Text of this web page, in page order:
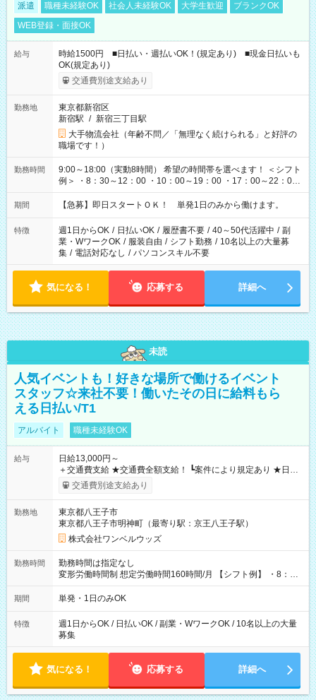
派遣 職種未経験OK 社会人未経験OK 大学生歓迎
ブランクOK
WEB登録・面接OK
給与
時給1500円 ■日払い・週払いOK！(規定あり) ■現金日払いも
OK(規定あり)
交通費別途支給あり
勤務地
東京都新宿区
新宿駅 / 新宿三丁目駅
大手物流会社（年齢不問／「無理なく続けられる」と好評の
職場です！）
勤務時間
9:00～18:00（実動8時間） 希望の時間帯を選べます！ ＜シフト
例＞ ・8：30～12：00 ・10：00～19：00 ・17：00～22：00
・13：00～22：00 ・22：00～翌6：00 など
期間 【急募】即日スタートＯＫ！ 単発1日のみから働けます。
特徴 週1日からOK / 日払いOK / 履歴書不要 / 40～50代活躍中 / 副
業・WワークOK / 服装自由 / シフト勤務 / 10名以上の大量募
集 / 電話対応なし / パソコンスキル不要
気になる！ 応募する 詳細へ
未読
人気イベントも！好きな場所で働けるイベント
スタッフ☆来社不要！働いたその日に給料もら
える日払い/T1
アルバイト 職種未経験OK
給与
日給13,000円～
＋交通費支給 ★交通費全額支給！ ┗案件により規定あり ★日払
いOK！（規定あり） ┗働いたその日に現金GET♪ お仕事後はコ
ンビニATMから 日払い分を引き落とせます！ 【試用期間】試
交通費別途支給あり
勤務地
東京都八王子市
東京都八王子市明神町（最寄り駅：京王八王子駅）
株式会社ワンベルウッズ
勤務時間
勤務時間は指定なし
変形労働時間制 想定労働時間160時間/月 【シフト例】 ・8：00
～21：00
期間 単発・1日のみOK
特徴
週1日からOK / 日払いOK / 副業・WワークOK / 10名以上の大量
募集
気になる！ 応募する 詳細へ